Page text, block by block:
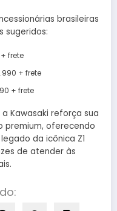
brasileiras
sugeridos:
frete
+ frete
+ frete
Kawasaki reforça sua
premium, oferecendo
da icônica Z1
de atender às